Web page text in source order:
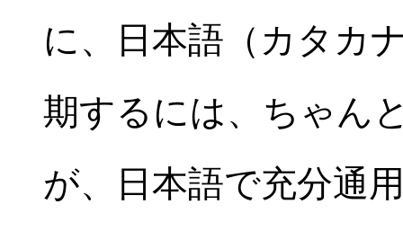
に、日本語（カタカ
期するには、ちゃん
が、日本語で充分通